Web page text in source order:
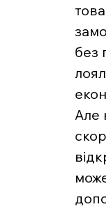
без
Але